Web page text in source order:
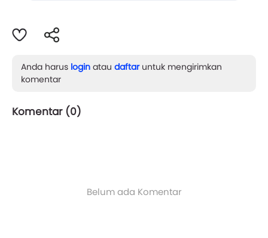
Anda harus login atau daftaruntuk mengirimkan
komentar
Komentar (0)
Belum ada Komentar